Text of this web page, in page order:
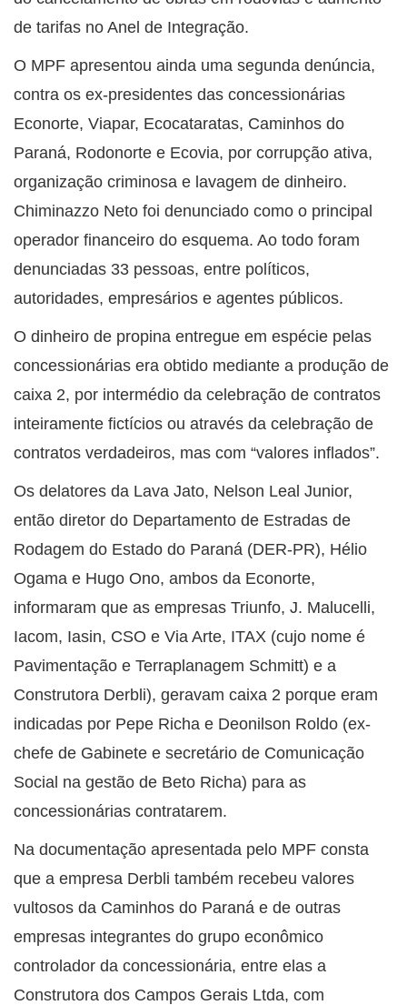
de tarifas no Anel de Integração.
O MPF apresentou ainda uma segunda denúncia,
contra os ex-presidentes das concessionárias
Econorte, Viapar, Ecocataratas, Caminhos do
Paraná, Rodonorte e Ecovia, por corrupção ativa,
organização criminosa e lavagem de dinheiro.
Chiminazzo Neto foi denunciado como o principal
operador financeiro do esquema. Ao todo foram
denunciadas 33 pessoas, entre políticos,
autoridades, empresários e agentes públicos.
O dinheiro de propina entregue em espécie pelas
concessionárias era obtido mediante a produção de
caixa 2, por intermédio da celebração de contratos
inteiramente fictícios ou através da celebração de
contratos verdadeiros, mas com “valores inflados”.
Os delatores da Lava Jato, Nelson Leal Junior,
então diretor do Departamento de Estradas de
Rodagem do Estado do Paraná (DER-PR), Hélio
Ogama e Hugo Ono, ambos da Econorte,
informaram que as empresas Triunfo, J. Malucelli,
Iacom, Iasin, CSO e Via Arte, ITAX (cujo nome é
Pavimentação e Terraplanagem Schmitt) e a
Construtora Derbli), geravam caixa 2 porque eram
indicadas por Pepe Richa e Deonilson Roldo (ex-
chefe de Gabinete e secretário de Comunicação
Social na gestão de Beto Richa) para as
concessionárias contratarem.
Na documentação apresentada pelo MPF consta
que a empresa Derbli também recebeu valores
vultosos da Caminhos do Paraná e de outras
empresas integrantes do grupo econômico
controlador da concessionária, entre elas a
Construtora dos Campos Gerais Ltda, com